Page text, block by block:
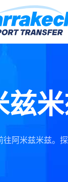
兹
往阿米兹米兹。